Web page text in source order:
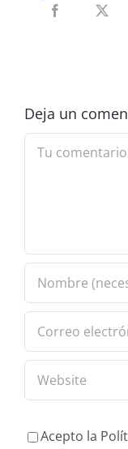
Deja un
Comment
Acepto la